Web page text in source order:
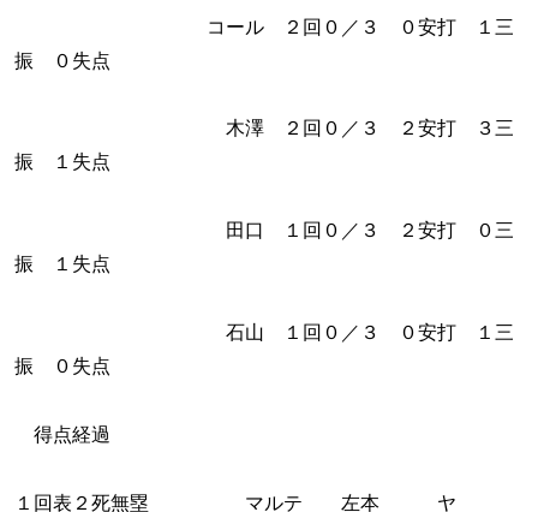
コール ２回０／３ ０安打 １三
振 ０失点
木澤 ２回０／３ ２安打 ３三
振 １失点
田口 １回０／３ ２安打 ０三
振 １失点
石山 １回０／３ ０安打 １三
振 ０失点
得点経過
１回表２死無塁 マルテ 左本 ヤ